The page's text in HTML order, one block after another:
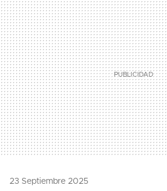
MAIL
23 Septiembre 2025